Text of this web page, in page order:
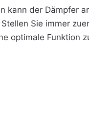
kann der Dämpfer
Sie immer
optimale Funktion